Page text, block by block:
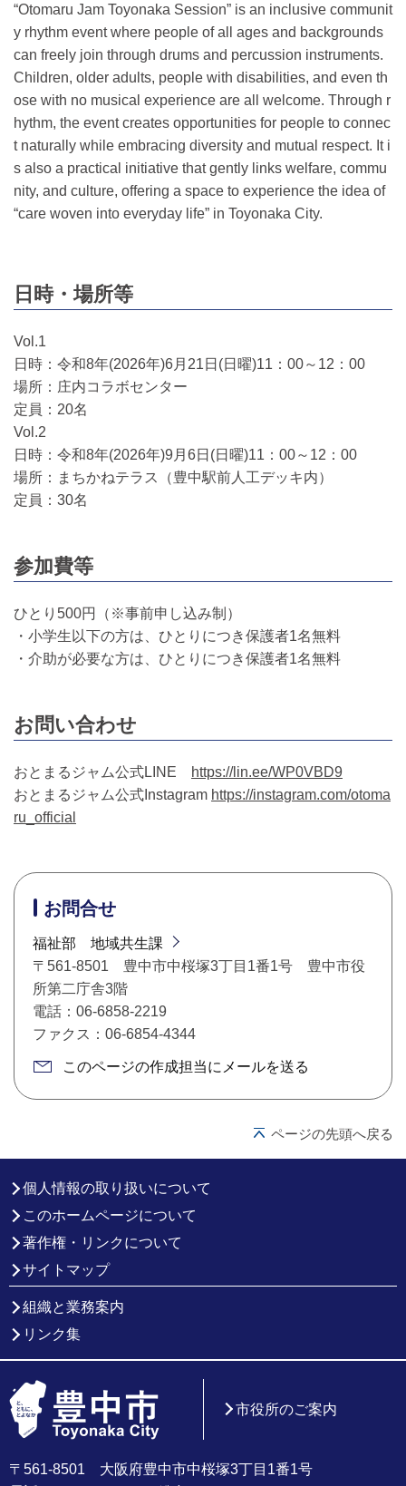
“Otomaru Jam Toyonaka Session” is an inclusive communit
y rhythm event where people of all ages and backgrounds
can freely join through drums and percussion instruments.
Children, older adults, people with disabilities, and even th
ose with no musical experience are all welcome. Through r
hythm, the event creates opportunities for people to connec
t naturally while embracing diversity and mutual respect. It i
s also a practical initiative that gently links welfare, commu
nity, and culture, offering a space to experience the idea of
“care woven into everyday life” in Toyonaka City.
日時・場所等
Vol.1
日時：令和8年(2026年)6月21日(日曜)11：00～12：00
場所：庄内コラボセンター
定員：20名
Vol.2
日時：令和8年(2026年)9月6日(日曜)11：00～12：00
場所：まちかねテラス（豊中駅前人工デッキ内）
定員：30名
参加費等
ひとり500円（※事前申し込み制）
・小学生以下の方は、ひとりにつき保護者1名無料
・介助が必要な方は、ひとりにつき保護者1名無料
お問い合わせ
おとまるジャム公式LINE
https://lin.ee/WP0VBD9
おとまるジャム公式Instagram https://instagram.com/otoma
ru_official
お問合せ
福祉部 地域共生課
〒561-8501 豊中市中桜塚3丁目1番1号 豊中市役
所第二庁舎3階
電話：06-6858-2219
ファクス：06-6854-4344
このページの作成担当にメールを送る
ページの先頭へ戻る
個人情報の取り扱いについて
このホームページについて
著作権・リンクについて
サイトマップ
組織と業務案内
リンク集
〒561-8501 大阪府豊中市中桜塚3丁目1番1号
市役所のご案内